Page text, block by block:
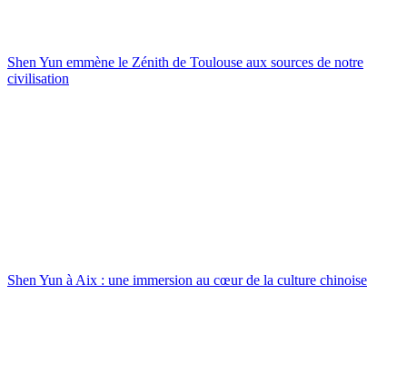
Shen Yun emmène le Zénith de Toulouse aux sources de notre
civilisation
Shen Yun à Aix : une immersion au cœur de la culture chinoise